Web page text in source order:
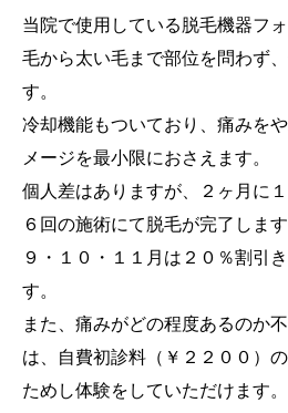
当院で使用している脱毛機器フ
毛から太い毛まで部位を問わず
す。
冷却機能もついており、痛みを
メージを最小限におさえます。
個人差はありますが、２ヶ月に
６回の施術にて脱毛が完了します
９・１０・１１月は２０％割引
す。
また、痛みがどの程度あるのか
は、自費初診料（￥２２００）
ためし体験をしていただけます。